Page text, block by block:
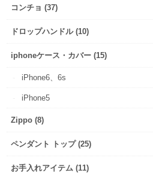
コンチョ (37)
ドロップハンドル (10)
iphoneケース・カバー (15)
iPhone6、6s
iPhone5
Zippo (8)
ペンダント トップ (25)
お手入れアイテム (11)